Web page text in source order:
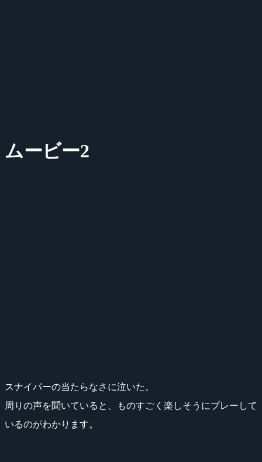
ムービー2
スナイパーの当たらなさに泣いた。
周りの声を聞いていると、ものすごく楽しそうにプレーして
いるのがわかります。